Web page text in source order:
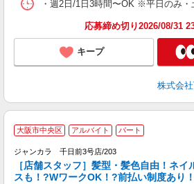
・週2日/1日3時間〜OK ※平日のみ
応募締め切り2026/08/31
キープ
株式会社
大阪市中央区 アルバイト パート
ジャンカラ 千日前3号店/203
［店舗スタッフ］髪型・髪色自由！ネイ
スも！?WワークOK！?前払い制度あり！